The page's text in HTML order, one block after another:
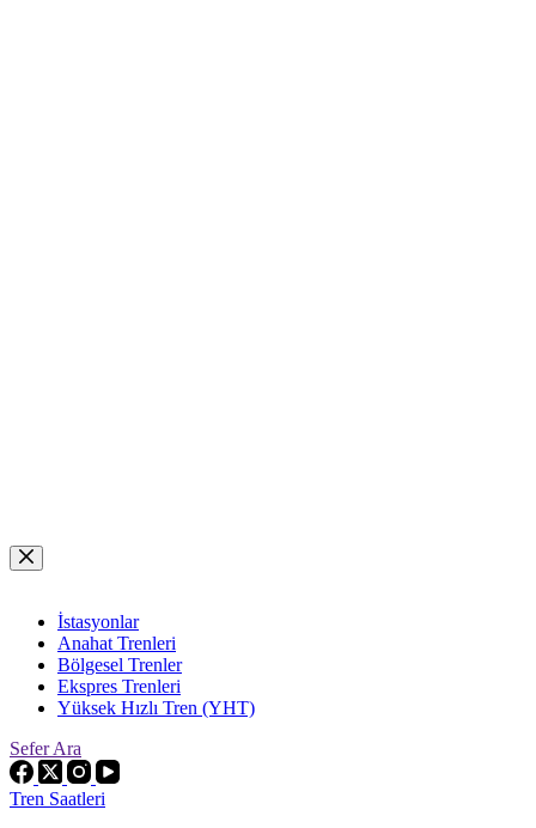
Skip
to
İstasyonlar
Anahat Trenleri
Bölgesel Trenler
Ekspres Trenleri
Yüksek Hızlı Tren (YHT)
Sefer Ara
Tren Saatleri